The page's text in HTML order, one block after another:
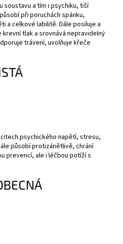
soustavu a tím i psychiku, tiší
při poruchách spánku,
a celkové labilitě. Dále posiluje a
tlak a srovnává nepravidelný
trávení, uvolňuje křeče
psychického napětí, stresu,
působí protizánětlivě, chrání
prevencí, ale i léčbou potíží s